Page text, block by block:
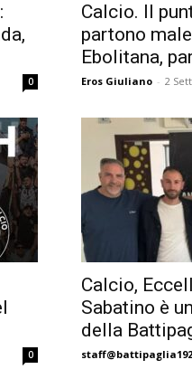
0
Calcio. Il
partono
Ebolitana,
Eros Giuliano - 2
0
Calcio,
Sabatino è
della